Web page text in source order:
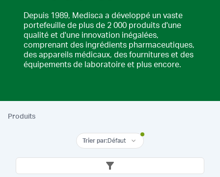
Depuis 1989, Medisca a développé un vaste
portefeuille de plus de 2 000 produits d'une
qualité et d'une innovation inégalées,
comprenant des ingrédients pharmaceutiques,
des appareils médicaux, des fournitures et des
équipements de laboratoire et plus encore.
Produits
Trier par:Défaut